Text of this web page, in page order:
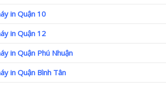
in Quận 10
in Quận 12
in Quận Phú Nhuận
in Quận Bình Tân